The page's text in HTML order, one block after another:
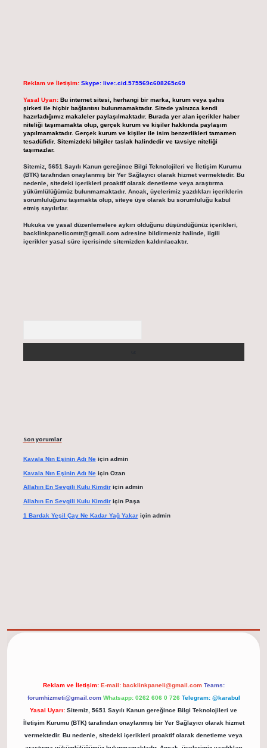
Reklam ve İletişim: Skype: live:.cid.575569c608265c69
Yasal Uyarı: Bu internet sitesi, herhangi bir marka, kurum veya şahıs
şirketi ile hiçbir bağlantısı bulunmamaktadır. Sitede yalnızca kendi
hazırladığımız makaleler paylaşılmaktadır. Burada yer alan içerikler haber
niteliği taşımamakta olup, gerçek kurum ve kişiler hakkında paylaşım
yapılmamaktadır. Gerçek kurum ve kişiler ile isim benzerlikleri tamamen
tesadüfidir. Sitemizdeki bilgiler taslak halindedir ve tavsiye niteliği
taşımazlar.
Sitemiz, 5651 Sayılı Kanun gereğince Bilgi Teknolojileri ve İletişim Kurumu
(BTK) tarafından onaylanmış bir Yer Sağlayıcı olarak hizmet vermektedir. Bu
nedenle, sitedeki içerikleri proaktif olarak denetleme veya araştırma
yükümlülüğümüz bulunmamaktadır. Ancak, üyelerimiz yazdıkları içeriklerin
sorumluluğunu taşımakta olup, siteye üye olarak bu sorumluluğu kabul
etmiş sayılırlar.
Hukuka ve yasal düzenlemelere aykırı olduğunu düşündüğünüz içerikleri,
backlinkpanelicomtr@gmail.comadresine bildirmeniz halinde, ilgili
içerikler yasal süre içerisinde sitemizden kaldırılacaktır.
Son yorumlar
Kavala Nın Eşinin Adı Neiçin admin
Kavala Nın Eşinin Adı Neiçin Ozan
Allahın En Sevgili Kulu Kimdiriçin admin
Allahın En Sevgili Kulu Kimdiriçin Paşa
1 Bardak Yeşil Çay Ne Kadar Yağ Yakariçin admin
Reklam ve İletişim: E-mail: backlinkpaneli@gmail.com Teams:
forumhizmeti@gmail.com Whatsapp: 0262 606 0 726 Telegram: @karabul
Yasal Uyarı: Sitemiz, 5651 Sayılı Kanun gereğince Bilgi Teknolojileri ve
İletişim Kurumu (BTK) tarafından onaylanmış bir Yer Sağlayıcı olarak hizmet
vermektedir. Bu nedenle, sitedeki içerikleri proaktif olarak denetleme veya